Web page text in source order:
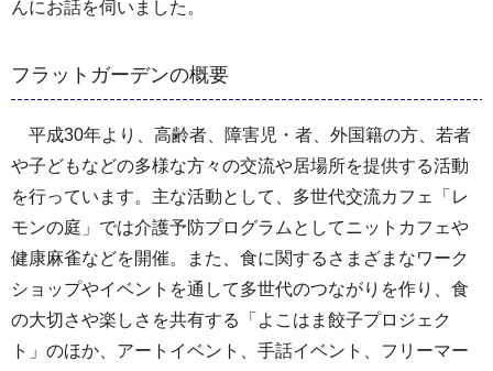
んにお話を伺いました。
フラットガーデンの概要
平成30年より、高齢者、障害児・者、外国籍の方、若者
や子どもなどの多様な方々の交流や居場所を提供する活動
を行っています。主な活動として、多世代交流カフェ「レ
モンの庭」では介護予防プログラムとしてニットカフェや
健康麻雀などを開催。また、食に関するさまざまなワーク
ショップやイベントを通して多世代のつながりを作り、食
の大切さや楽しさを共有する「よこはま餃子プロジェク
ト」のほか、アートイベント、手話イベント、フリーマー